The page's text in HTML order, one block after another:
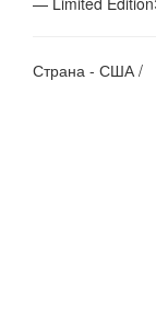
Страна - США /